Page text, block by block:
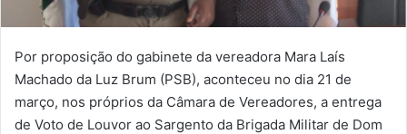
Por proposição do gabinete da vereadora Mara Laís
Machado da Luz Brum (PSB), aconteceu no dia 21 de
março, nos próprios da Câmara de Vereadores, a entrega
de Voto de Louvor ao Sargento da Brigada Militar de Dom